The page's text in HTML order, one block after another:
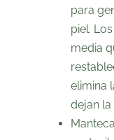
para
piel.
media
elimina
dejan la